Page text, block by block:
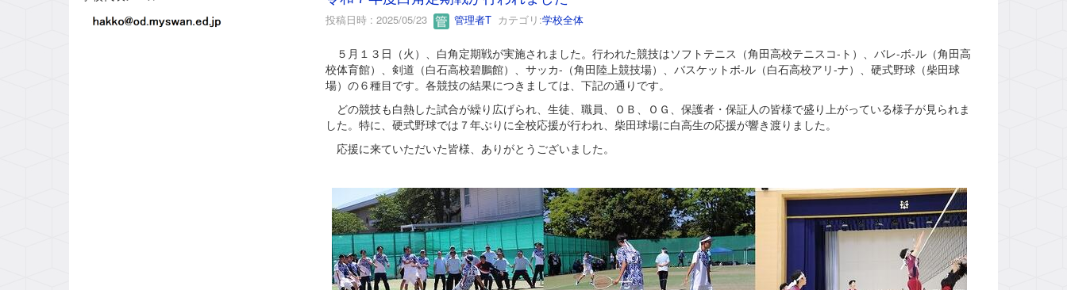
投稿日時 : 2025/05/23 管理者Tカテゴリ:学校全体
５月１３日（火）、白角定期戦が実施されました。行われた競技はソフトテニス（角田高校テニスコ-ト）、バレ-ボ-ル（角田高
校体育館）、剣道（白石高校碧鵬館）、サッカ-（角田陸上競技場）、バスケットボ-ル（白石高校アリ-ナ）、硬式野球（柴田球
場）の６種目です。各競技の結果につきましては、下記の通りです。
どの競技も白熱した試合が繰り広げられ、生徒、職員、ＯＢ、ＯＧ、保護者・保証人の皆様で盛り上がっている様子が見られま
した。特に、硬式野球では７年ぶりに全校応援が行われ、柴田球場に白高生の応援が響き渡りました。
応援に来ていただいた皆様、ありがとうございました。